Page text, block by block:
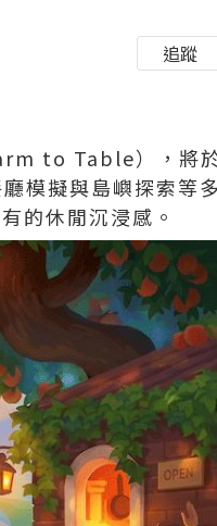
追蹤
to Table），將
模擬與島嶼探索等多
的休閒沉浸感。